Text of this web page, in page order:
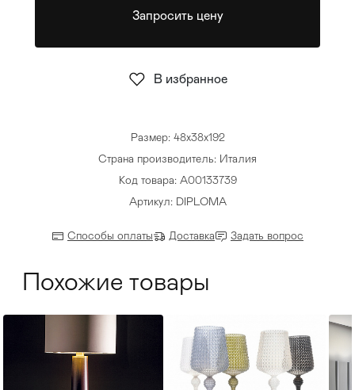
Размер: 48x38x192
Страна производитель: Италия
Код товара: А00133739
Артикул: DIPLOMA
Способы оплаты Доставка Задать вопрос
Запросить цену
В избранное
Похожие товары